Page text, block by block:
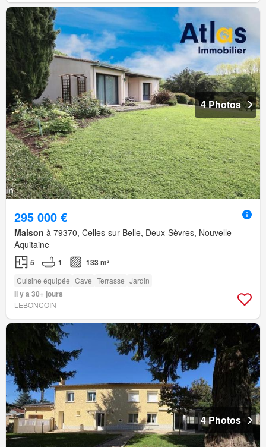
4 Photos
295 000 €
Maison à 79370, Celles-sur-Belle, Deux-Sèvres, Nouvelle-
Aquitaine
5 1 133 m²
Cuisine équipée Cave Terrasse Jardin
Il y a 30+ jours
LEBONCOIN
4 Photos